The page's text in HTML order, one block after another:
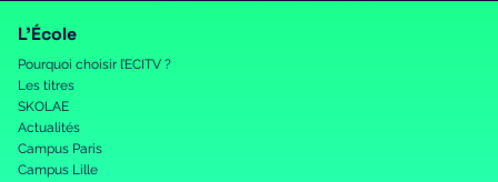
L’École
Pourquoi choisir l’ECITV ?
Les titres
SKOLAE
Actualités
Campus Paris
Campus Lille